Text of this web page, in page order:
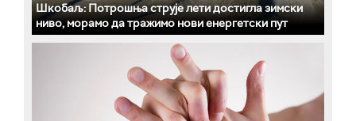
Шкобаљ: Потрошња струје лети достигла зимски
ниво, морамо да тражимо нови енергетски пут